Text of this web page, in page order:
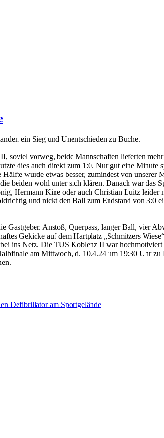
ein Sieg und Unentschieden zu Buche.
soviel vorweg, beide Mannschaften lieferten
dies auch direkt zum 1:0. Nur gut eine Minute
wurde etwas besser, zumindest von unserer
beiden wohl unter sich klären. Danach war das
Hermann Kine oder auch Christian Luitz
und nickt den Ball zum Endstand von 3:0
Gastgeber. Anstoß, Querpass, langer Ball, vier
Gekicke auf dem Hartplatz „Schmitzers
ins Netz. Die TUS Koblenz II war
am Mittwoch, d. 10.4.24 um 19:30 Uhr
Defibrillator am Sportgelände